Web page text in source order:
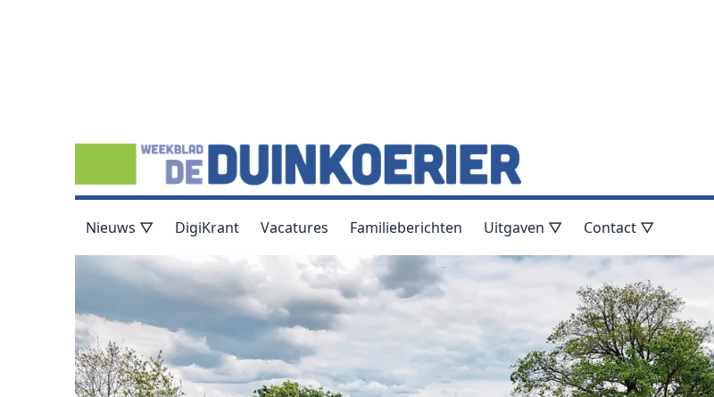
Nieuws ▽ DigiKrant Vacatures Familieberichten Uitgaven ▽ Contact ▽